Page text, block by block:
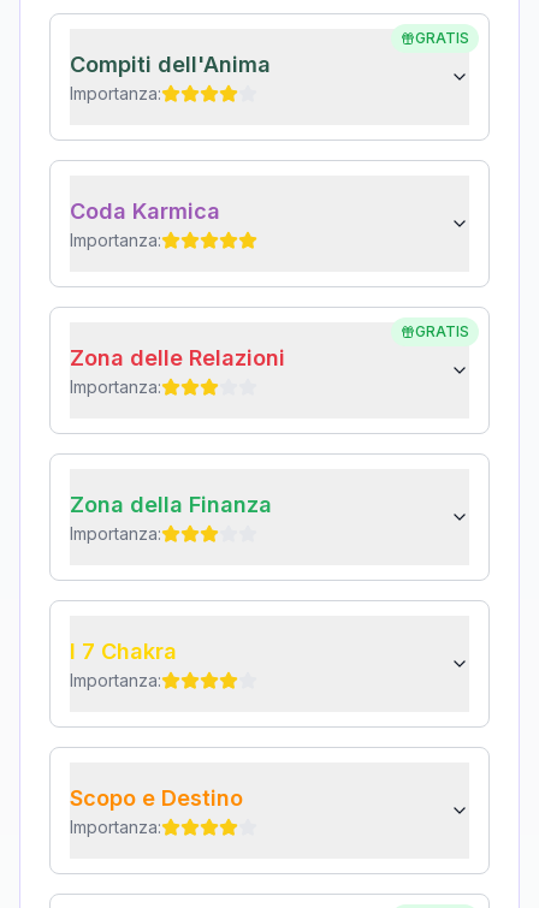
GRATIS
Compiti dell'Anima
Importanza:
Coda Karmica
Importanza:
GRATIS
Zona delle Relazioni
Importanza:
Zona della Finanza
Importanza:
I 7 Chakra
Importanza:
Scopo e Destino
Importanza: